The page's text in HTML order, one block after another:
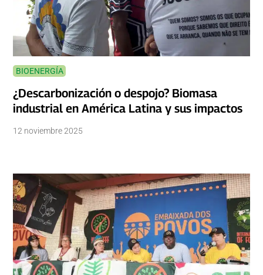
BIOENERGÍA
¿Descarbonización o despojo? Biomasa
industrial en América Latina y sus impactos
12 noviembre 2025